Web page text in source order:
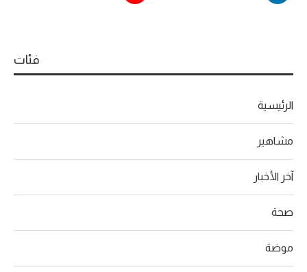
فئات
الرئيسية
مشاهير
آخر الأخبار
صحة
موضة